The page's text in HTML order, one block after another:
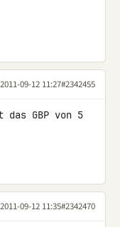
2011-09-12 11:27#2342455
GBP von 5
2011-09-12 11:35#2342470